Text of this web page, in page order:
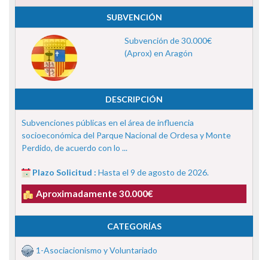
SUBVENCIÓN
Subvención de 30.000€
(Aprox) en Aragón
DESCRIPCIÓN
Subvenciones públicas en el área de influencia
socioeconómica del Parque Nacional de Ordesa y Monte
Perdido, de acuerdo con lo ...
Plazo Solicitud : Hasta el 9 de agosto de 2026.
Aproximadamente 30.000€
CATEGORÍAS
1-Asociacionismo y Voluntariado